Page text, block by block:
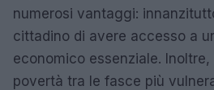
numerosi vantaggi:
cittadino di avere accesso a
economico essenziale.
povertà tra le fasce più